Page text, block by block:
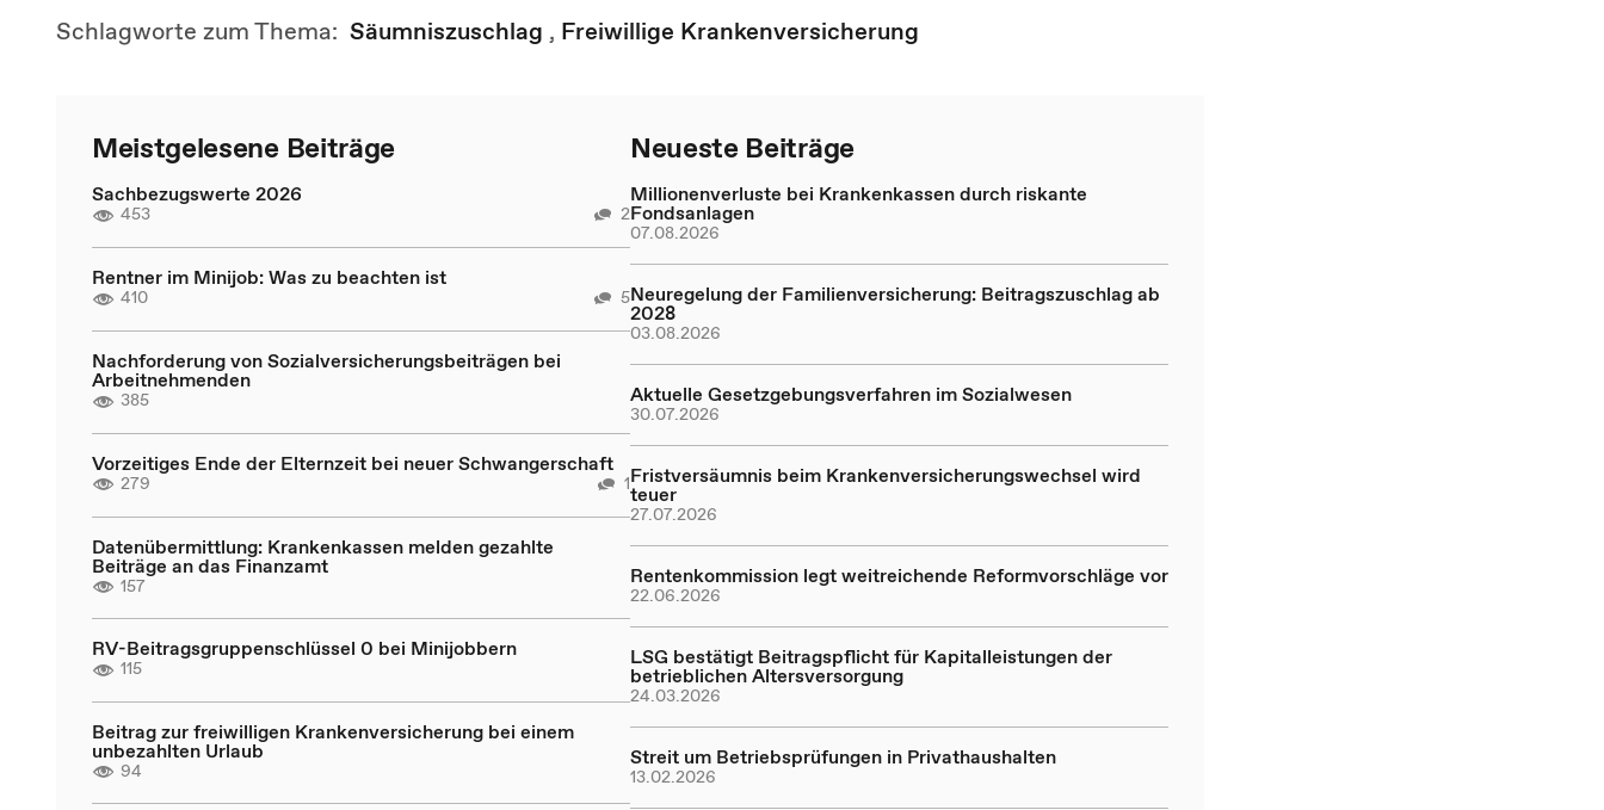
Schlagworte zum Thema: Säumniszuschlag , Freiwillige Krankenversicherung
Meistgelesene Beiträge
Sachbezugswerte 2026
453 2
Rentner im Minijob: Was zu beachten ist
410 5
Nachforderung von Sozialversicherungsbeiträgen bei
Arbeitnehmenden
385
Vorzeitiges Ende der Elternzeit bei neuer Schwangerschaft
279 1
Datenübermittlung: Krankenkassen melden gezahlte
Beiträge an das Finanzamt
157
RV-Beitragsgruppenschlüssel 0 bei Minijobbern
115
Beitrag zur freiwilligen Krankenversicherung bei einem
unbezahlten Urlaub
94
Neueste Beiträge
Millionenverluste bei Krankenkassen durch riskante
Fondsanlagen
07.08.2026
Neuregelung der Familienversicherung: Beitragszuschlag ab
2028
03.08.2026
Aktuelle Gesetzgebungsverfahren im Sozialwesen
30.07.2026
Fristversäumnis beim Krankenversicherungswechsel wird
teuer
27.07.2026
Rentenkommission legt weitreichende Reformvorschläge vor
22.06.2026
LSG bestätigt Beitragspflicht für Kapitalleistungen der
betrieblichen Altersversorgung
24.03.2026
Streit um Betriebsprüfungen in Privathaushalten
13.02.2026